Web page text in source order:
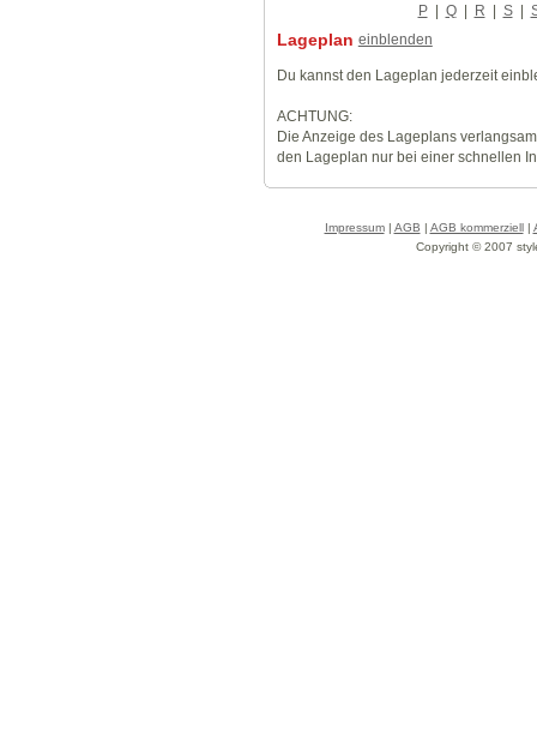
P | Q | R | S |
Lageplan einblenden
Du kannst den Lageplan jederzeit
ACHTUNG:
Die Anzeige des Lageplans
den Lageplan nur bei einer schnellen
Impressum| AGB | AGB kommerziell|
Copyright © 2007